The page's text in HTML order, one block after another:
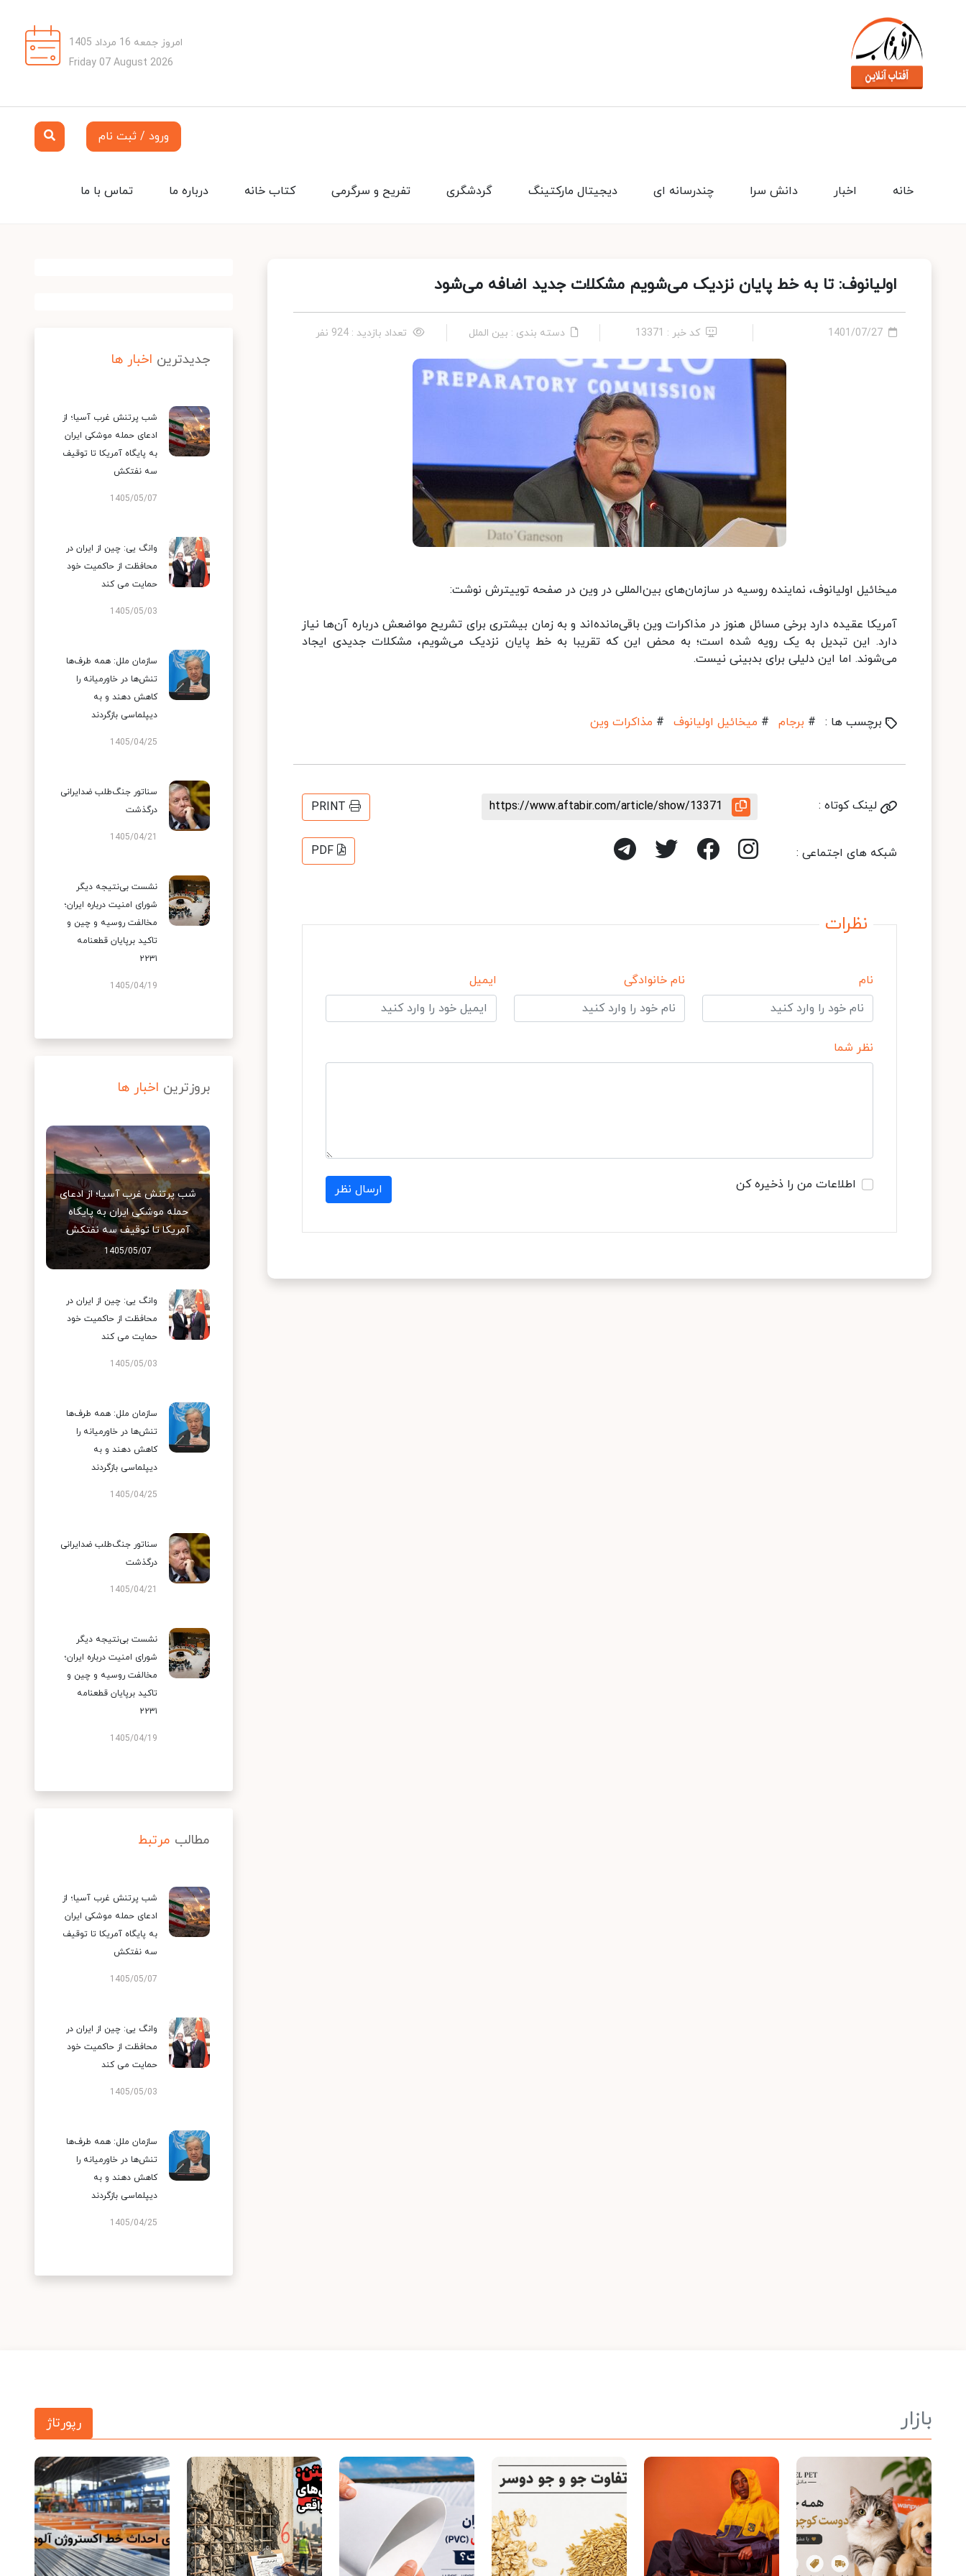
امروز جمعه 16 مرداد 1405
Friday 07 August 2026
ورود / ثبت نام
تماس با ما درباره ما کتاب خانه تفریح و سرگرمی گردشگری دیجیتال مارکتینگ چندرسانه ای دانش سرا اخبار خانه
اولیانوف: تا به خط پایان نزدیک می‌شویم مشکلات جدید اضافه می‌شود
1401/07/27 کد خبر : 13371 دسته بندی : بین الملل تعداد بازدید : 924 نفر
میخائیل اولیانوف، نماینده روسیه در سازمان‌های بین‌المللی در وین در صفحه توییترش نوشت:
آمریکا عقیده دارد برخی مسائل هنوز در مذاکرات وین باقی‌مانده‌اند و به زمان بیشتری برای تشریح مواضعش درباره آن‌ها نیاز
دارد. این تبدیل به یک رویه شده است؛ به محض این که تقریبا به خط پایان نزدیک می‌شویم، مشکلات جدیدی ایجاد
می‌شوند. اما این دلیلی برای بدبینی نیست.
برچسب ها : # برجام # میخائیل اولیانوف # مذاکرات وین
لینک کوتاه : https://www.aftabir.com/article/show/13371
PRINT
شبکه های اجتماعی : PDF
نظرات
نام نام خانوادگی ایمیل
نظر شما
اطلاعات من را ذخیره کن ارسال نظر
جدیدترین اخبار ها
شب پرتنش غرب آسیا؛ از
ادعای حمله موشکی ایران
به پایگاه آمریکا تا توقیف
سه نفتکش
1405/05/07
وانگ یی: چین از ایران در
محافظت از حاکمیت خود
حمایت می کند
1405/05/03
سازمان ملل: همه طرف‌ها
تنش‌ها در خاورمیانه را
کاهش دهند و به
دیپلماسی بازگردند
1405/04/25
سناتور جنگ‌طلب ضدایرانی
درگذشت
1405/04/21
نشست بی‌نتیجه دیگر
شورای امنیت درباره ایران؛
مخالفت روسیه و چین و
تاکید برپایان قطعنامه
۲۲۳۱
1405/04/19
بروزترین اخبار ها
شب پرتنش غرب آسیا؛ از ادعای
حمله موشکی ایران به پایگاه
آمریکا تا توقیف سه نفتکش
1405/05/07
وانگ یی: چین از ایران در
محافظت از حاکمیت خود
حمایت می کند
1405/05/03
سازمان ملل: همه طرف‌ها
تنش‌ها در خاورمیانه را
کاهش دهند و به
دیپلماسی بازگردند
1405/04/25
سناتور جنگ‌طلب ضدایرانی
درگذشت
1405/04/21
نشست بی‌نتیجه دیگر
شورای امنیت درباره ایران؛
مخالفت روسیه و چین و
تاکید برپایان قطعنامه
۲۲۳۱
1405/04/19
مطالب مرتبط
شب پرتنش غرب آسیا؛ از
ادعای حمله موشکی ایران
به پایگاه آمریکا تا توقیف
سه نفتکش
1405/05/07
وانگ یی: چین از ایران در
محافظت از حاکمیت خود
حمایت می کند
1405/05/03
سازمان ملل: همه طرف‌ها
تنش‌ها در خاورمیانه را
کاهش دهند و به
دیپلماسی بازگردند
1405/04/25
بازار رپورتاژ